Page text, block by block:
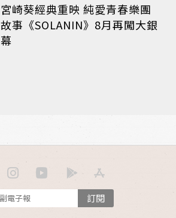
宮崎葵經典重映 純愛青春樂團
故事《SOLANIN》8月再闖大銀
幕
訂閱